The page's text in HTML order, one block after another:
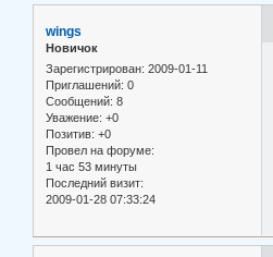
wings
Новичок
Зарегистрирован: 2009-01-11
Приглашений: 0
Сообщений: 8
Уважение: +0
Позитив: +0
Провел на форуме:
1 час 53 минуты
Последний визит:
2009-01-28 07:33:24